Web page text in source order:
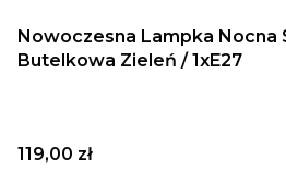
Nowoczesna Lampka Nocna
Butelkowa Zieleń / 1xE27
Cena
119,00 zł